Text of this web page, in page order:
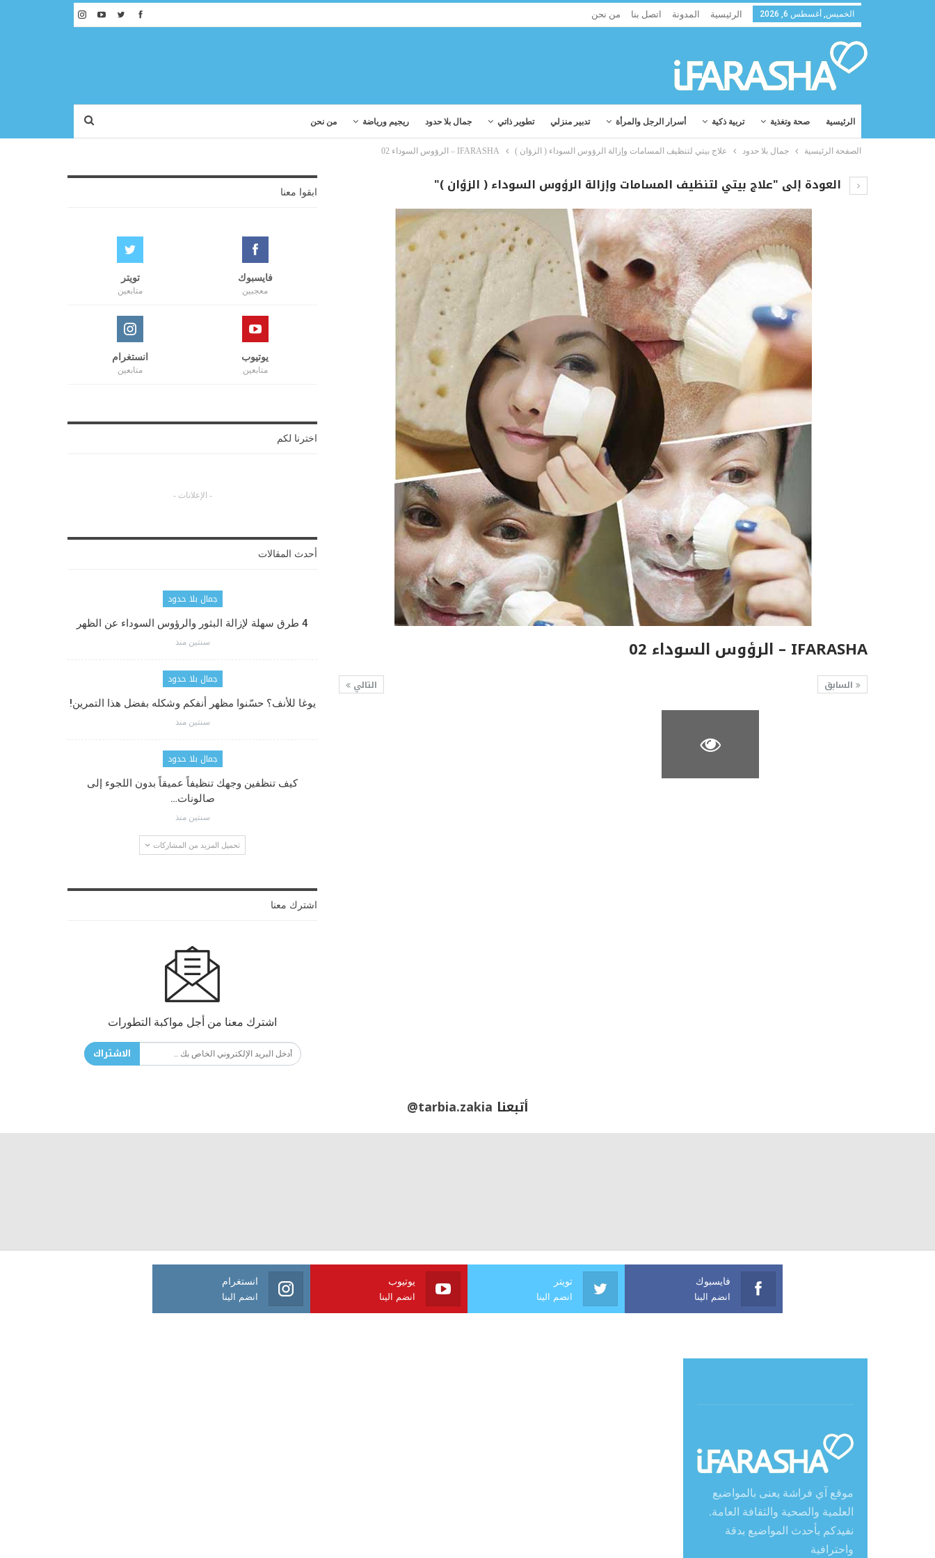
الخميس, أغسطس 6, 2026 الرئيسية المدونة اتصل بنا من نحن
الرئيسية صحة وتغذية تربية ذكية أسرار الرجل والمرأة تدبير منزلي تطوير ذاتي جمال بلا حدود ريجيم ورياضة من نحن
الصفحة الرئيسية جمال بلا حدود علاج بيتي لتنظيف المسامات وإزالة الرؤوس السوداء ( الزؤان ) IFARASHA – الرؤوس السوداء 02
العودة إلى "علاج بيتي لتنظيف المسامات وإزالة الرؤوس السوداء ( الزؤان )"
IFARASHA – الرؤوس السوداء 02
التالي السابق
ابقوا معنا
فايسبوك
معجبين
تويتر
متابعين
يوتيوب
متابعين
انستغرام
متابعين
اخترنا لكم
- الإعلانات -
أحدث المقالات
جمال بلا حدود
4 طرق سهلة لإزالة البثور والرؤوس السوداء عن الظهر
سنتين منذ
جمال بلا حدود
يوغا للأنف؟ حسّنوا مظهر أنفكم وشكله بفضل هذا التمرين!
سنتين منذ
جمال بلا حدود
كيف تنظفين وجهك تنظيفاً عميقاً بدون اللجوء إلى
صالونات…
سنتين منذ
تحميل المزيد من المشاركات
اشترك معنا
اشترك معنا من أجل مواكبة التطورات
الاشتراك
أتبعنا @tarbia.zakia
فايسبوك
انضم الينا
تويتر
انضم الينا
يوتيوب
انضم الينا
انستغرام
انضم الينا
موقع آي فراشة يعنى بالمواضيع
العلمية والصحية والثقافة العامة.
نفيدكم بأحدث المواضيع بدقة
واحترافية